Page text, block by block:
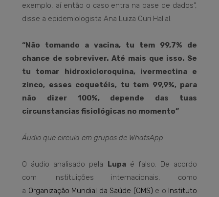
exemplo, aí então o caso entra na base de dados”,
disse a epidemiologista Ana Luiza Curi Hallal.
“Não tomando a vacina, tu tem 99,7% de
chance de sobreviver. Até mais que isso. Se
tu tomar hidroxicloroquina, ivermectina e
zinco, esses coquetéis, tu tem 99,9%, para
não dizer 100%, depende das tuas
circunstancias fisiológicas no momento”
Áudio que circula em grupos de WhatsApp
O áudio analisado pela Lupaé falso. De acordo
com instituições internacionais, como
a Organização Mundial da Saúde (OMS) e o Instituto